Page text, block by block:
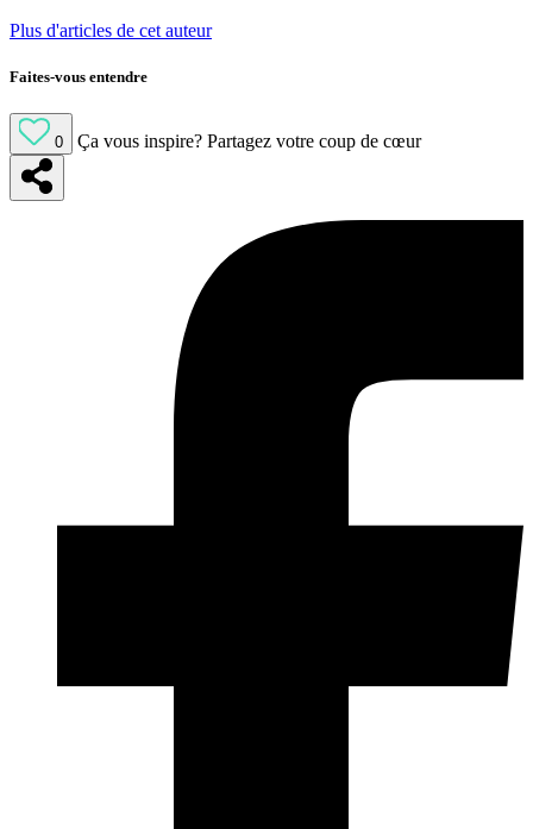
Plus d'articles de cet auteur
Faites-vous entendre
0 Ça vous inspire? Partagez votre coup de cœur